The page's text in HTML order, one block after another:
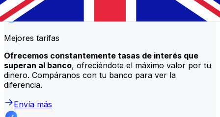
Mejores tarifas
Ofrecemos constantemente tasas de interés que
superan al banco, ofreciéndote el máximo valor por tu
dinero. Compáranos con tu banco para ver la
diferencia.
Envía más